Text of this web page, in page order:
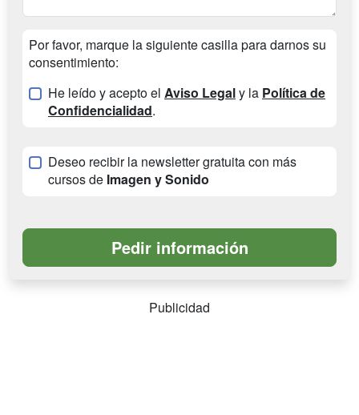
Por favor, marque la siguiente casilla para darnos su
consentimiento:
He leído y acepto el Aviso Legaly la Política de
Confidencialidad.
Deseo recibir la newsletter gratuita con más
cursos de Imagen y Sonido
Publicidad